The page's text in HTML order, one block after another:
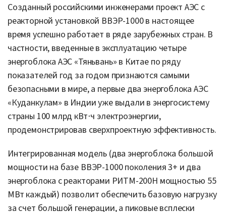
Созданный российскими инженерами проект АЭС с
реакторной установкой ВВЭР-1000 в настоящее
время успешно работает в ряде зарубежных стран. В
частности, введенные в эксплуатацию четыре
энергоблока АЭС «Тяньвань» в Китае по ряду
показателей год за годом признаются самыми
безопасными в мире, а первые два энергоблока АЭС
«Куданкулам» в Индии уже выдали в энергосистему
страны 100 млрд кВт⋅ч электроэнергии,
продемонстрировав сверхпроектную эффективность.
Интегрированная модель (два энергоблока большой
мощности на базе ВВЭР-1000 поколения 3+ и два
энергоблока с реакторами РИТМ-200Н мощностью 55
МВт каждый) позволит обеспечить базовую нагрузку
за счет большой генерации, а пиковые всплески